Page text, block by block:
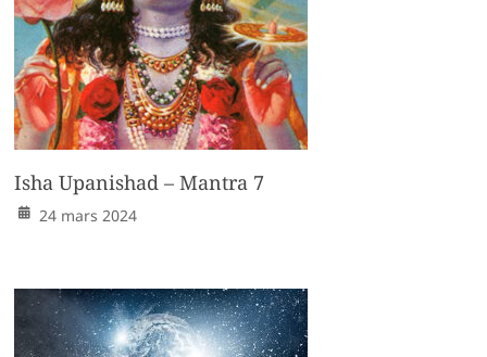
Isha Upanishad – Mantra 7
24 mars 2024